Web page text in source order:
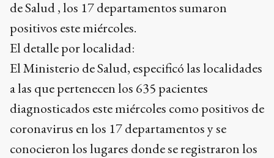
de Salud , los 17 departamentos sumaron
positivos este miércoles.
El detalle por localidad:
El Ministerio de Salud, especificó las localidades
a las que pertenecen los 635 pacientes
diagnosticados este miércoles como positivos de
coronavirus en los 17 departamentos y se
conocieron los lugares donde se registraron los